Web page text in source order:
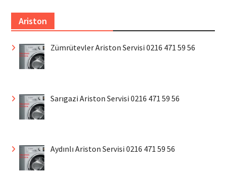
Ariston
Zümrütevler Ariston Servisi 0216 471 59 56
Sarıgazi Ariston Servisi 0216 471 59 56
Aydınlı Ariston Servisi 0216 471 59 56